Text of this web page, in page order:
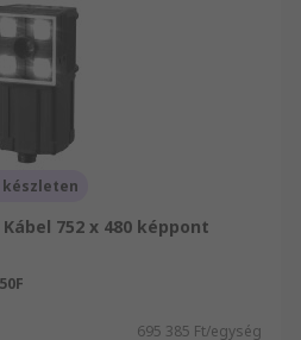
752 x 480 képpont
695 385 Ft/egység